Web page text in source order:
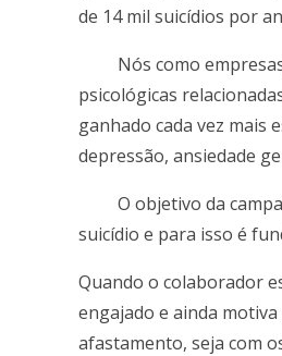
de 14 mil suicídios por
Nós como empresas,
psicológicas
ganhado cada vez mais
depressão, ansiedade
O objetivo da
suicídio e para isso é
Quando o colaborador
engajado e ainda
afastamento, seja com